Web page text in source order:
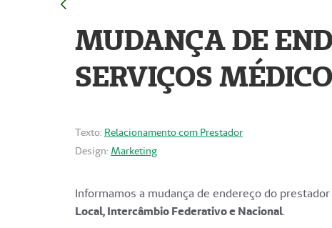
MUDANÇA DE
SERVIÇOS
Texto: Relacionamento com Prestador
Design: Marketing
Informamos a mudança de endereço do
Local, Intercâmbio Federativo e Nacional.